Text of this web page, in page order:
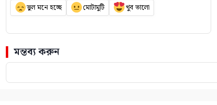
ভুল মনে হচ্ছে মোটামুটি খুব ভালো
মন্তব্য করুন